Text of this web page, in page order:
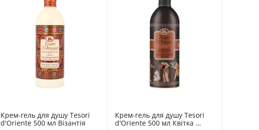
Крем-гель для душу Tesori
d'Oriente 500 мл Візантія
Крем-гель для душу Tesori
d'Oriente 500 мл Квітка